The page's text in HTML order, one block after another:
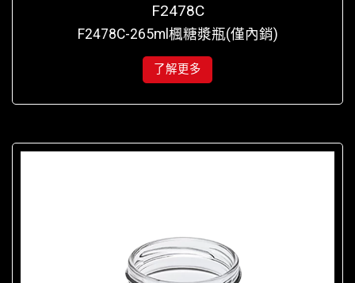
F2478C
F2478C-265ml楓糖漿瓶(僅內銷)
了解更多